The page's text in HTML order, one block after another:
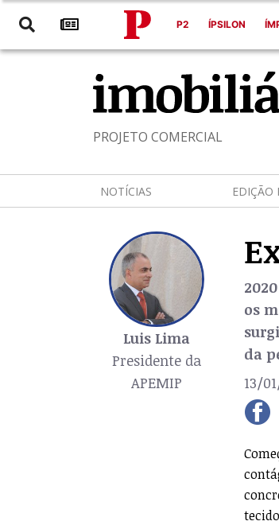
P2 ÍPSILON
PROJETO COMERCIAL
NOTÍCIAS EDIÇÃO
Luis Lima
Presidente da
APEMIP
os
da
13/